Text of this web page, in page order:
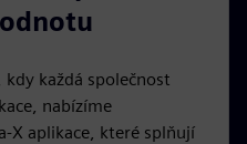
každá společnost
nabízíme
X aplikace, které splňují